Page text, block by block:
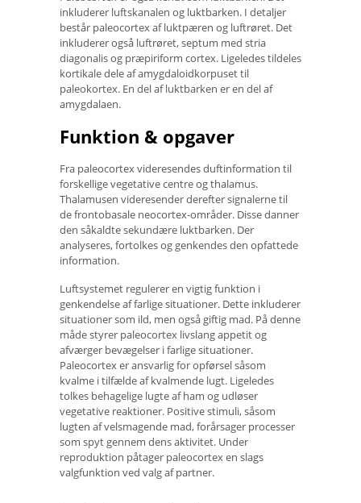
inkluderer luftskanalen og luktbarken. I detaljer
består paleocortex af luktpæren og luftrøret. Det
inkluderer også luftrøret, septum med stria
diagonalis og præpiriform cortex. Ligeledes tildeles
kortikale dele af amygdaloidkorpuset til
paleokortex. En del af luktbarken er en del af
amygdalaen.
Funktion & opgaver
Fra paleocortex videresendes duftinformation til
forskellige vegetative centre og thalamus.
Thalamusen videresender derefter signalerne til
de frontobasale neocortex-områder. Disse danner
den såkaldte sekundære luktbarken. Der
analyseres, fortolkes og genkendes den opfattede
information.
Luftsystemet regulerer en vigtig funktion i
genkendelse af farlige situationer. Dette inkluderer
situationer som ild, men også giftig mad. På denne
måde styrer paleocortex livslang appetit og
afværger bevægelser i farlige situationer.
Paleocortex er ansvarlig for opførsel såsom
kvalme i tilfælde af kvalmende lugt. Ligeledes
tolkes behagelige lugte af ham og udløser
vegetative reaktioner. Positive stimuli, såsom
lugten af ​​velsmagende mad, forårsager processer
som spyt gennem dens aktivitet. Under
reproduktion påtager paleocortex en slags
valgfunktion ved valg af partner.